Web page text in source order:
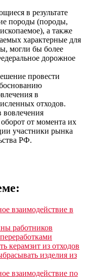
в результате
породы (породы,
а также
характерные для
могли бы более
дорожное
провести
в
отходов.
от момента их
участники рынка
РФ.
взаимодействие в
работников
керамзит из отходов
изделия из
взаимодействие по